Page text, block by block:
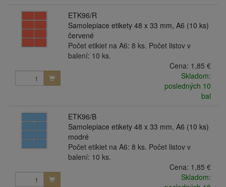
ETK96/R
Samolepiace etikety 48 x 33 mm, A6 (10 ks)
červené
Počet etikiet na A6: 8 ks. Počet listov v
balení: 10 ks.
Cena: 1,85 €
Skladom:
posledných 10
bal
ETK96/B
Samolepiace etikety 48 x 33 mm, A6 (10 ks)
modré
Počet etikiet na A6: 8 ks. Počet listov v
balení: 10 ks.
Cena: 1,85 €
Skladom: